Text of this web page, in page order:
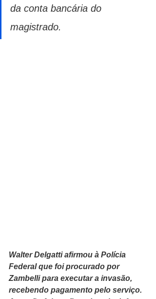
da conta bancária do
magistrado.
Walter Delgatti afirmou à Polícia
Federal que foi procurado por
Zambelli para executar a invasão,
recebendo pagamento pelo serviço.